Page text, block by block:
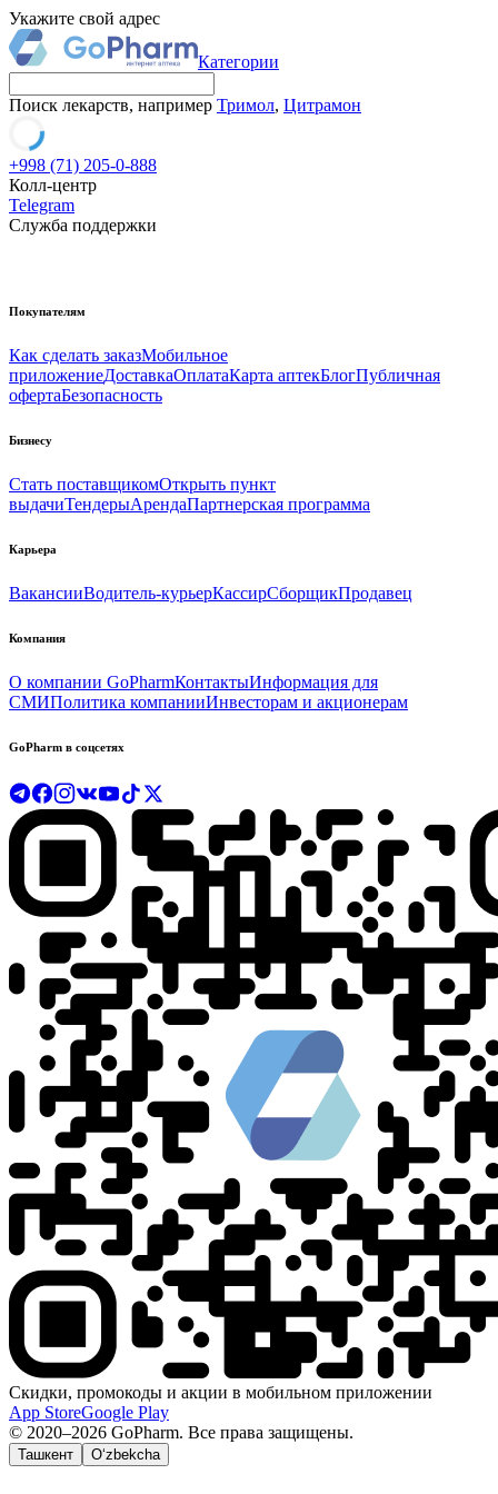
Укажите свой адрес
Категории
Поиск лекарств, например Тримол, Цитрамон
+998 (71) 205-0-888
Колл-центр
Telegram
Служба поддержки
Покупателям
Как сделать заказМобильное
приложениеДоставкаОплатаКарта аптекБлогПубличная
офертаБезопасность
Бизнесу
Стать поставщикомОткрыть пункт
выдачиТендерыАрендаПартнерская программа
Карьера
ВакансииВодитель-курьерКассирСборщикПродавец
Компания
О компании GoPharmКонтактыИнформация для
СМИПолитика компанииИнвесторам и акционерам
GoPharm в соцсетях
Скидки, промокоды и акции в мобильном приложении
App StoreGoogle Play
© 2020–2026 GoPharm. Все права защищены.
Ташкент O‘zbekcha